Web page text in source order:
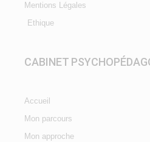
Mentions Légales
Ethique
CABINET
Accueil
Mon parcours
Mon approche